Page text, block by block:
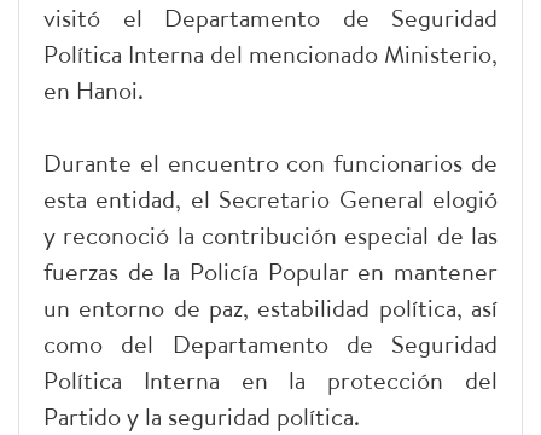
visitó el Departamento de Seguridad
Política Interna del mencionado Ministerio,
en Hanoi.
Durante el encuentro con funcionarios de
esta entidad, el Secretario General elogió
y reconoció la contribución especial de las
fuerzas de la Policía Popular en mantener
un entorno de paz, estabilidad política, así
como del Departamento de Seguridad
Política Interna en la protección del
Partido y la seguridad política.